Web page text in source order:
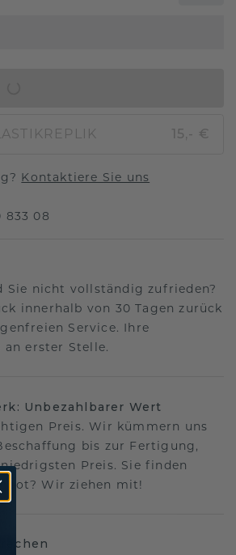
15,- €
Kontaktiere Sie uns
833 08
Sie nicht vollständig zufrieden?
innerhalb von 30 Tagen zurück
Service. Ihre
erster Stelle.
Unbezahlbarer Wert
Preis. Wir kümmern uns
bis zur Fertigung,
Preis. Sie finden
Wir ziehen mit!